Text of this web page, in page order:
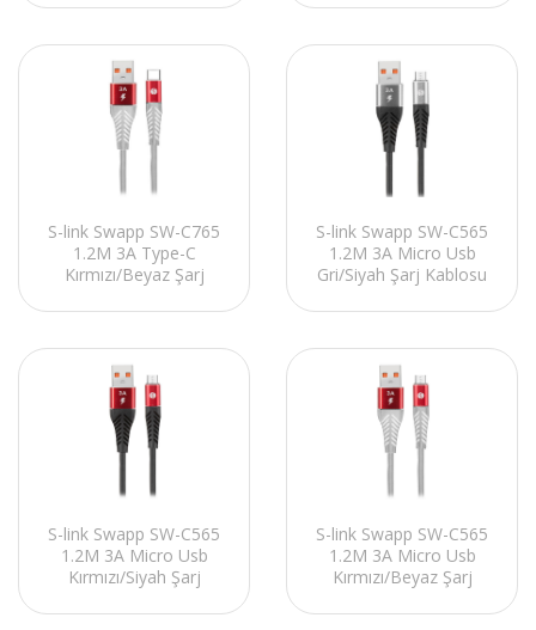
S-link Swapp SW-C765
1.2M 3A Type-C
Kırmızı/Beyaz Şarj
S-link Swapp SW-C565
1.2M 3A Micro Usb
Gri/Siyah Şarj Kablosu
S-link Swapp SW-C565
1.2M 3A Micro Usb
Kırmızı/Siyah Şarj
S-link Swapp SW-C565
1.2M 3A Micro Usb
Kırmızı/Beyaz Şarj